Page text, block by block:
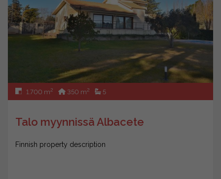
1.700 m2 350 m2 5
Talo myynnissä Albacete
Finnish property description